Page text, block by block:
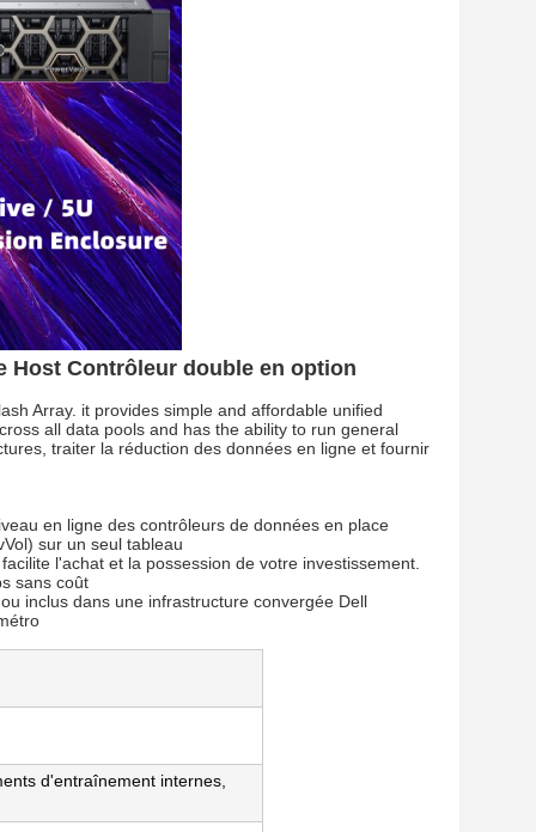
Host Contrôleur double en option
Array. it provides simple and affordable unified
all data pools and has the ability to run general
traiter la réduction des données en ligne et fournir
en ligne des contrôleurs de données en place
sur un seul tableau
l'achat et la possession de votre investissement.
sans coût
inclus dans une infrastructure convergée Dell
d'entraînement internes,